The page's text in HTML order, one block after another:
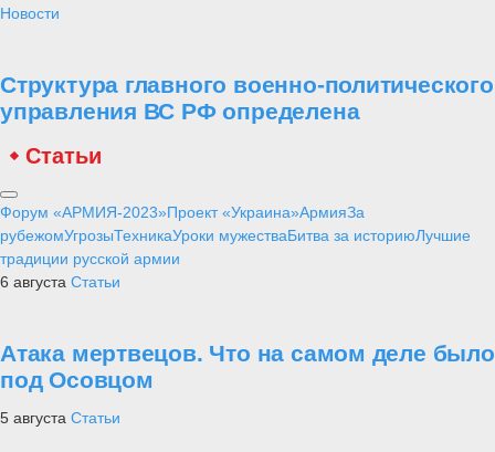
Новости
Структура главного военно-политического
управления ВС РФ определена
Статьи
Форум «АРМИЯ-2023»Проект «Украина»АрмияЗа
рубежомУгрозыТехникаУроки мужестваБитва за историюЛучшие
традиции русской армии
6 августа Статьи
Атака мертвецов. Что на самом деле было
под Осовцом
5 августа Статьи